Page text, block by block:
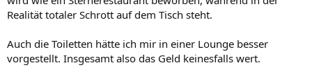
Realität totaler Schrott auf dem Tisch steht.
Auch die Toiletten hätte ich mir in einer Lounge besser
vorgestellt. Insgesamt also das Geld keinesfalls wert.